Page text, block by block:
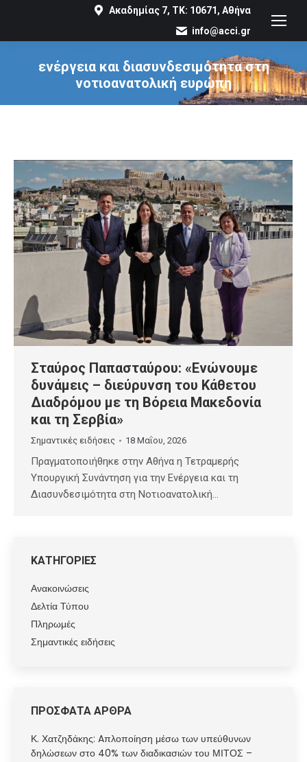
Ακαδημίας 7, ΤΚ: 10671, Αθήνα
info@acci.gr
ενέργεια και διασυνδεσιμότητα στη
νοτιοανατολική ευρώπη
You are here:
Σταύρος Παπασταύρου: «Ενώνουμε
δυνάμεις – διεύρυνση του Κάθετου
Διαδρόμου με τη Βόρεια Μακεδονία
και τη Σερβία»
Σημαντικές ειδήσεις 18 Μαΐου, 2026
Πραγματοποιήθηκε στην Αθήνα η Τετραμερής
Υπουργική Συνάντηση για την Ενέργεια και τη
Διασυνδεσιμότητα στη Νοτιοανατολική…
ΚΑΤΗΓΟΡΙΕΣ
Ανακοινώσεις
Δελτία Τύπου
Πληρωμές
Σημαντικές ειδήσεις
ΠΡΟΣΦΑΤΑ ΑΡΘΡΑ
Κ. Χατζηδάκης: Aπλοποίηση μέσω των υπεύθυνων
δηλώσεων στο 40% των διαδικασιών του ΜΙΤΟΣ –